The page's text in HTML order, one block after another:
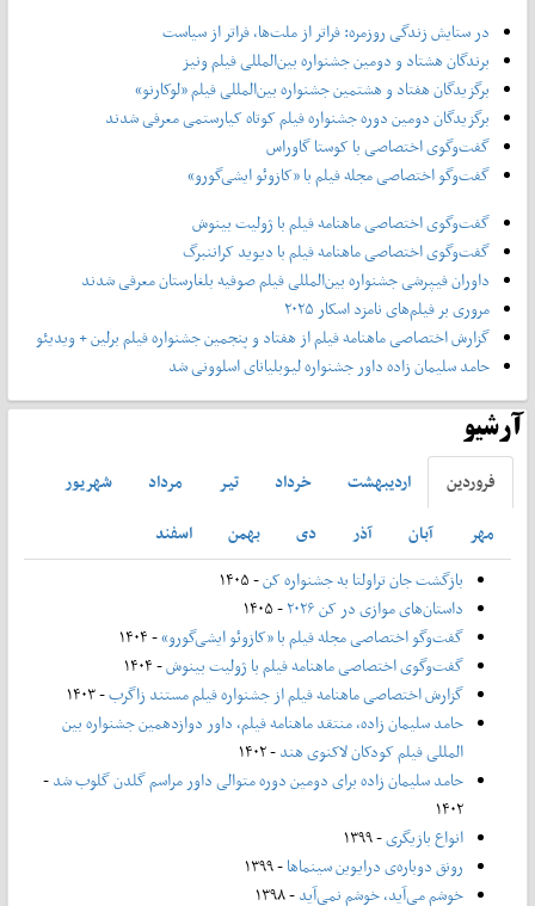
در ستایش زندگی روزمره: فراتر از ملت‌ها، فراتر از سیاست
برندگان هشتاد و دومین جشنواره بین‌المللی فیلم ونیز
برگزیدگان هفتاد و هشتمین جشنواره بین‌المللی فیلم «لوکارنو»
برگزیدگان دومین دوره جشنواره فیلم کوتاه کیارستمی معرفی شدند
گفت‌وگوی اختصاصی با کوستا گاوراس
گفت‌وگو اختصاصی مجله فیلم با «کازوئو ایشی‌گورو»
گفت‌وگوی اختصاصی ماهنامه فیلم با ژولیت بینوش
گفت‌وگوی اختصاصی ماهنامه فیلم با دیوید کراننبرگ
داوران فیپرشی جشنواره بین‌المللی فیلم صوفیه بلغارستان معرفی شدند
مروری بر فیلم‌های نامزد اسکار ۲۰۲۵
گزارش اختصاصی ماهنامه فیلم از هفتاد و پنجمین جشنواره فیلم برلین + ویدیئو
حامد سلیمان زاده داور جشنواره لیوبلیانای اسلوونی شد
آرشیو
فروردين ارديبهشت خرداد تير مرداد
شهريور
مهر
آبان آذر دی بهمن
اسفند
بازگشت جان تراولتا به جشنواره کن- ۱۴۰۵
داستان‌های موازی در کن ۲۰۲۶
- ۱۴۰۵
گفت‌وگو اختصاصی مجله فیلم با «کازوئو ایشی‌گورو»- ۱۴۰۴
گفت‌وگوی اختصاصی ماهنامه فیلم با ژولیت بینوش- ۱۴۰۴
گزارش اختصاصی ماهنامه فیلم از جشنواره فیلم مستند زاگرب- ۱۴۰۳
حامد سلیمان زاده، منتقد ماهنامه فیلم، داور دوازدهمین جشنواره بین
المللی فیلم کودکان لاکنوی هند- ۱۴۰۲
حامد سلیمان زاده برای دومین دوره متوالی داور مراسم گلدن گلوب شد-
۱۴۰۲
انواع بازیگری- ۱۳۹۹
رونق دوباره‌ی درایوین سینماها- ۱۳۹۹
خوشم می‌آید، خوشم نمی‌آید- ۱۳۹۸